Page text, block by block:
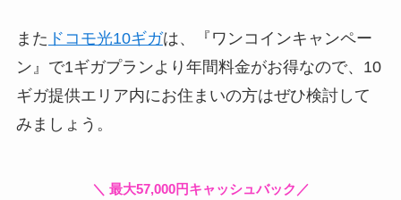
また ドコモ光10ギガは、『ワンコインキャンペー
ン』で1ギガプランより年間料金がお得なので、10
ギガ提供エリア内にお住まいの方はぜひ検討して
みましょう。
＼ 最大57,000円キャッシュバック／